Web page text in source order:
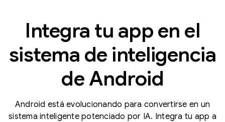
Integra tu app en el
sistema de inteligencia
de Android
Android está evolucionando para convertirse en un
sistema inteligente potenciado por IA. Integra tu app a